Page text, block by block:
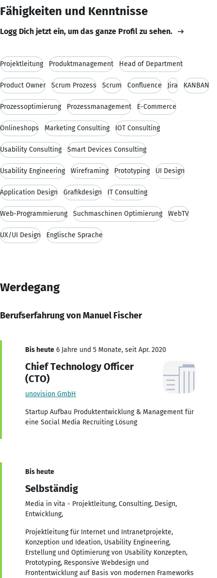
Fähigkeiten und Kenntnisse
Logg Dich jetzt ein, um das ganze Profil zu sehen.
Projektleitung Produktmanagement Head of Department
Product Owner Scrum Prozess Scrum Confluence Jira KANBAN
Prozessoptimierung Prozessmanagement E-Commerce
Onlineshops Marketing Consulting IOT Consulting
Usability Consulting Smart Devices Consulting
Usability Engineering Wireframing Prototyping UI Design
Application Design Grafikdesign IT Consulting
Web-Programmierung Suchmaschinen Optimierung WebTV
UX/UI Design Englische Sprache
Werdegang
Berufserfahrung von Manuel Fischer
Bis heute 6 Jahre und 5 Monate, seit Apr. 2020
Chief Technology Officer
(CTO)
unovision GmbH
Startup Aufbau Produktentwicklung & Management für
eine Social Media Recruiting Lösung
Bis heute
Selbständig
Media in vita - Projektleitung, Consulting, Design,
Entwicklung,
Projektleitung für Internet und Intranetprojekte,
Konzeption und Ideation, Usability Engineering,
Erstellung und Optimierung von Usability Konzepten,
Prototyping, Responsive Webdesign und
Frontentwicklung auf Basis von modernen Frameworks